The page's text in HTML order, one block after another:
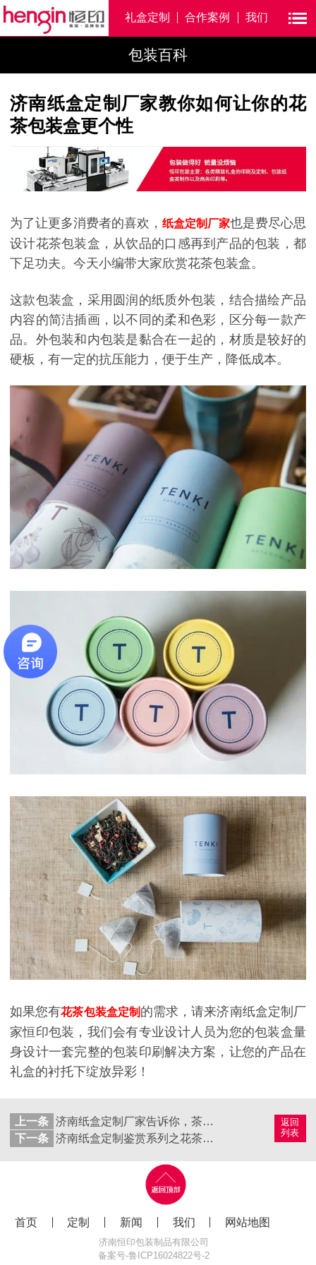
礼盒定制 合作案例 我们
包装百科
济南纸盒定制厂家教你如何让你的花
茶包装盒更个性
为了让更多消费者的喜欢， 纸盒定制厂家也是费尽心思
设计花茶包装盒，从饮品的口感再到产品的包装，都
下足功夫。今天小编带大家欣赏花茶包装盒。
这款包装盒，采用圆润的纸质外包装，结合描绘产品
内容的简洁插画，以不同的柔和色彩，区分每一款产
品。外包装和内包装是黏合在一起的，材质是较好的
硬板，有一定的抗压能力，便于生产，降低成本。
如果您有花茶包装盒定制 的需求，请来济南纸盒定制厂
家恒印包装，我们会有专业设计人员为您的包装盒量
身设计一套完整的包装印刷解决方案，让您的产品在
礼盒的衬托下绽放异彩！
返回
列表
上一条
济南纸盒定制厂家告诉你，茶叶包装盒的好处有哪些？
下一条
济南纸盒定制鉴赏系列之花茶包装盒(二)
首页 定制 新闻 我们 网站地图
济南恒印包装制品有限公司
备案号-鲁ICP16024822号-2